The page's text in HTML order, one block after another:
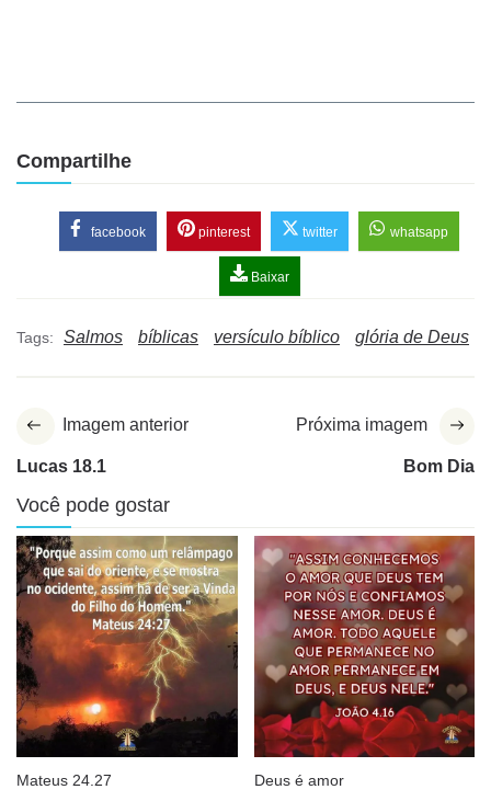
Compartilhe
facebook pinterest twitter whatsapp
Baixar
Tags: Salmos bíblicas versículo bíblico glória de Deus
Imagem anterior
Lucas 18.1
Próxima imagem
Bom Dia
Você pode gostar
Mateus 24.27 Deus é amor